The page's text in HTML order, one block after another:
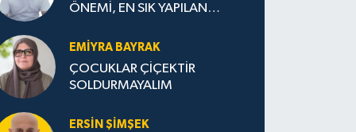
ÖNEMİ, EN SIK YAPILAN
STRATEJİLERİ
EMIYRA BAYRAK
ÇOCUKLAR ÇİÇEKTİR
SOLDURMAYALIM
ERSIN ŞIMŞEK